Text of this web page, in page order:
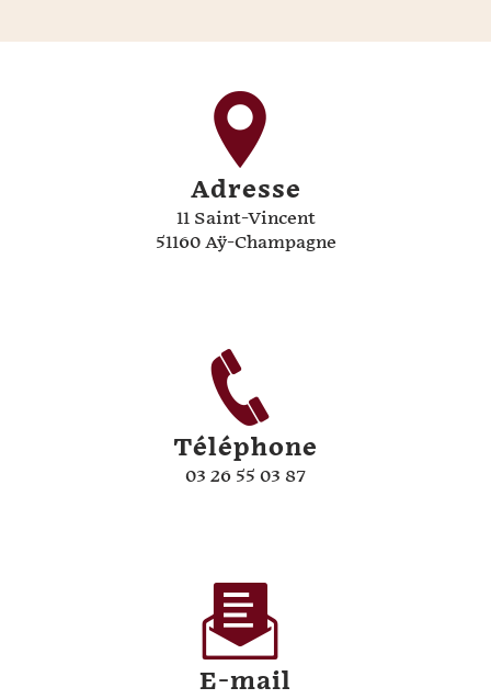
Adresse
11 Saint-Vincent
51160 Aÿ-Champagne
Téléphone
03 26 55 03 87
E-mail